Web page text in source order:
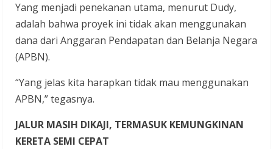
Yang menjadi penekanan utama, menurut Dudy,
adalah bahwa proyek ini tidak akan menggunakan
dana dari Anggaran Pendapatan dan Belanja Negara
(APBN).
“Yang jelas kita harapkan tidak mau menggunakan
APBN,” tegasnya.
JALUR MASIH DIKAJI, TERMASUK KEMUNGKINAN
KERETA SEMI CEPAT